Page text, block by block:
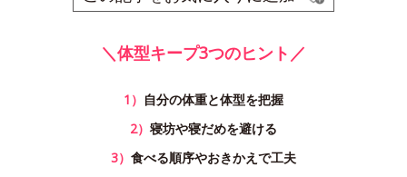
＼体型キープ3つのヒント／
1） 自分の体重と体型を把握
2） 寝坊や寝だめを避ける
3） 食べる順序やおきかえで工夫